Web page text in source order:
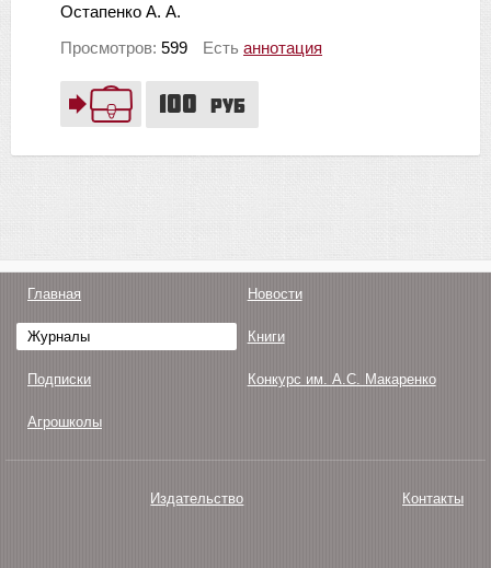
100 руб
Остапенко А. А.
Просмотров: 599 Есть аннотация
Главная Новости
Журналы Книги
Подписки Конкурс им. А.С. Макаренко
Агрошколы
Издательство Контакты